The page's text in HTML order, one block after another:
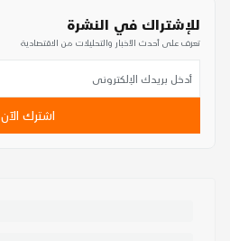
للإشتراك في النشرة
تعرف على أحدث الأخبار والتحليلات من الاقتصادية
اشترك الآن